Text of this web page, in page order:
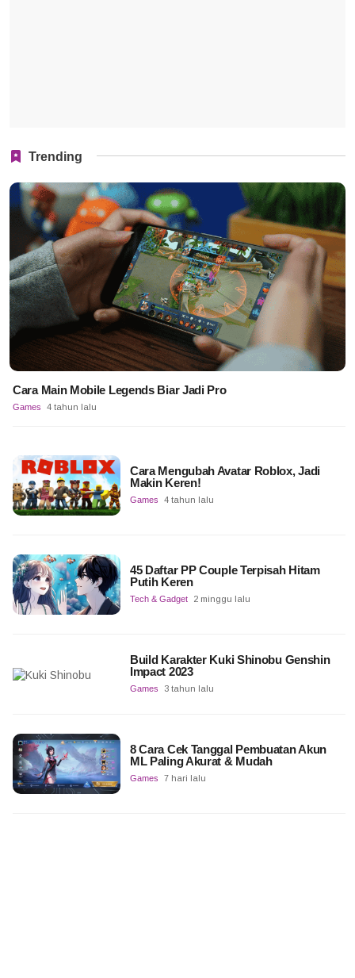
Trending
Cara Main Mobile Legends Biar Jadi Pro
Games 4 tahun lalu
Cara Mengubah Avatar Roblox, Jadi
Makin Keren!
Games 4 tahun lalu
45 Daftar PP Couple Terpisah Hitam
Putih Keren
Tech & Gadget 2 minggu lalu
Build Karakter Kuki Shinobu Genshin
Impact 2023
Games 3 tahun lalu
8 Cara Cek Tanggal Pembuatan Akun
ML Paling Akurat & Mudah
Games 7 hari lalu